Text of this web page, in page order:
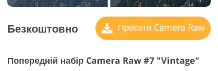
Безкоштовно Пресети Camera Raw
Попередній набір Camera Raw #7 "Vintage"